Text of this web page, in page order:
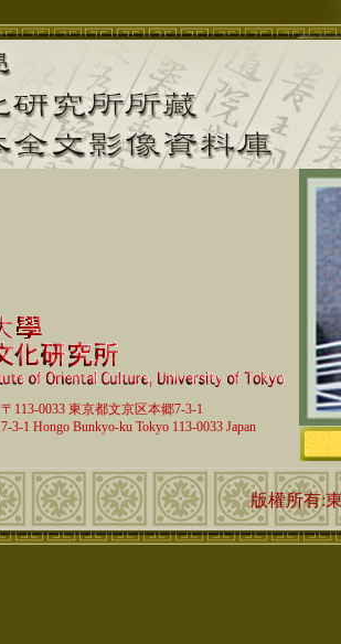
〒113-0033 東京都文京区本郷7-3-1
7-3-1 Hongo Bunkyo-ku Tokyo 113-0033 Japan
版權所有: